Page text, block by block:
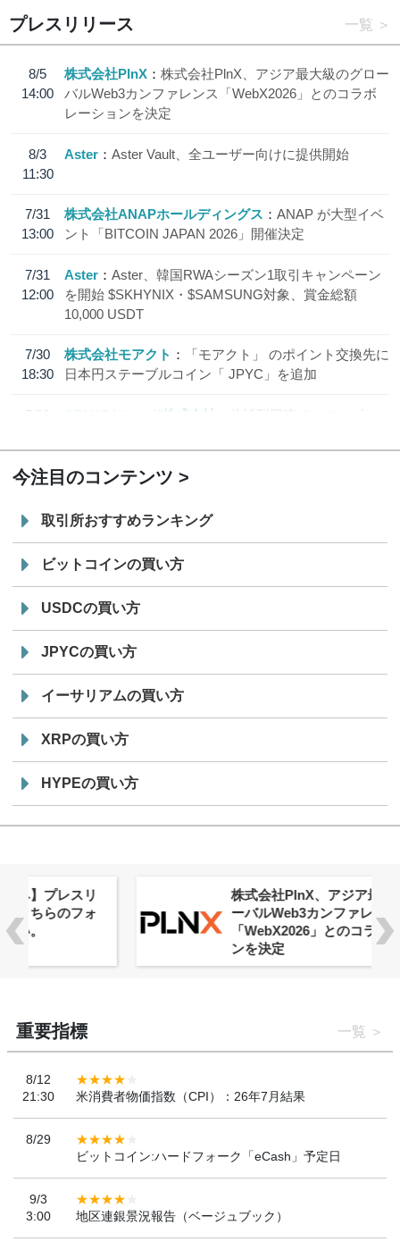
プレスリリース 一覧
8/5
14:00
株式会社PlnX
株式会社PlnX、アジア最大級のグロー
バルWeb3カンファレンス「WebX2026」とのコラボ
レーションを決定
8/3
11:30
Aster Aster Vault、全ユーザー向けに提供開始
7/31
13:00
株式会社ANAPホールディングス
ANAP が大型イベ
ント「BITCOIN JAPAN 2026」開催決定
7/31
12:00
Aster
Aster、韓国RWAシーズン1取引キャンペーン
を開始 $SKHYNIX・$SAMSUNG対象、賞金総額
10,000 USDT
7/30
18:30
株式会社モアクト
「モアクト」 のポイント交換先に
日本円ステーブルコイン「 JPYC」を追加
7/29
SBI VCトレード株式会社
信託型円建てステーブル
今注目のコンテンツ
取引所おすすめランキング
ビットコインの買い方
USDCの買い方
JPYCの買い方
イーサリアムの買い方
XRPの買い方
HYPEの買い方
株式会社PlnX、アジア最大級のグロ
ーバルWeb3カンファレンス
「WebX2026」とのコラボレーショ
重要指標 一覧
8/12
21:30
米消費者物価指数（CPI）：26年7月結果
8/29
ビットコイン:ハードフォーク「eCash」予定日
9/3
3:00
地区連銀景況報告（ベージュブック）